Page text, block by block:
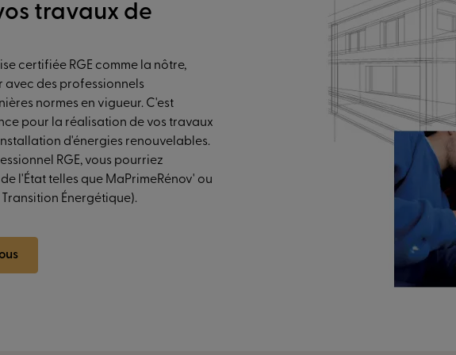
travaux de
certifiée RGE comme la nôtre,
avec des professionnels
normes en vigueur. C'est
pour la réalisation de vos travaux
d'énergies renouvelables.
RGE, vous pourriez
l'État telles que MaPrimeRénov' ou
Énergétique).